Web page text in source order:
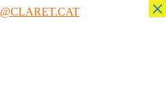
×